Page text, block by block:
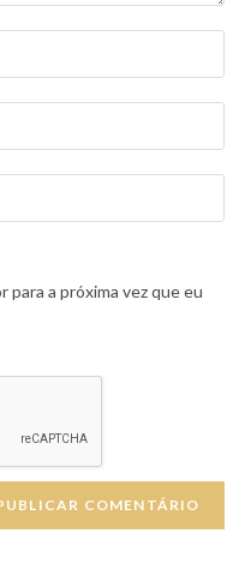
para a próxima vez que eu